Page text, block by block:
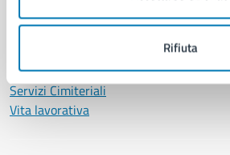
Rifiuta
Educazione e formazione
Giustizia e sicurezza pubblica
Salute, benessere e assistenza
Servizi Cimiteriali
Vita lavorativa